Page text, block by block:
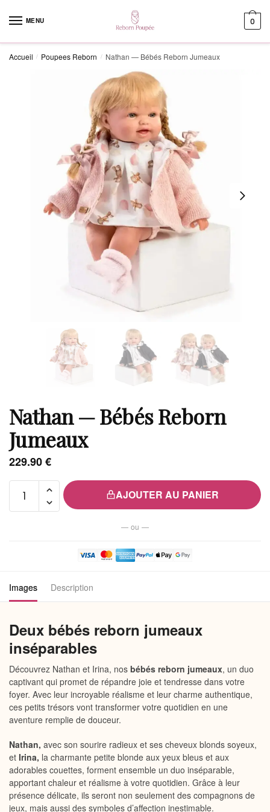
MENU 0
Accueil / Poupees Reborn / Nathan — Bébés Reborn Jumeaux
Nathan — Bébés Reborn
Jumeaux
229.90€
AJOUTER AU PANIER
— ou —
Images Description
Deux bébés reborn jumeaux
inséparables
Découvrez Nathan et Irina, nos bébés reborn jumeaux, un duo
captivant qui promet de répandre joie et tendresse dans votre
foyer. Avec leur incroyable réalisme et leur charme authentique,
ces petits trésors vont transformer votre quotidien en une
aventure remplie de douceur.
Nathan, avec son sourire radieux et ses cheveux blonds soyeux,
et Irina, la charmante petite blonde aux yeux bleus et aux
adorables couettes, forment ensemble un duo inséparable,
apportant chaleur et réalisme à votre quotidien. Grâce à leur
présence délicate, ils seront non seulement des compagnons de
jeux, mais aussi des symboles d’affection inestimable.